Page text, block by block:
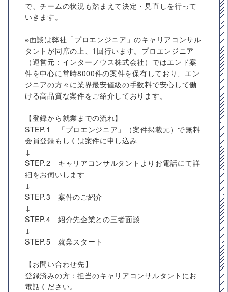
で、チームの状況も踏まえて決定・見直しを行って
いきます。
※面談は弊社「プロエンジニア」のキャリアコンサル
タントが同席の上、1回行います。プロエンジニア
（運営元：インターノウス株式会社）ではエンド案
件を中心に常時8000件の案件を保有しており、エン
ジニアの方々に業界最安値級の手数料で安心して働
ける高品質な案件をご紹介しております。
【登録から就業までの流れ】
STEP.1 「プロエンジニア」（案件掲載元）で無料
会員登録もしくは案件に申し込み
↓
STEP.2 キャリアコンサルタントよりお電話にて詳
細をお伺いします
↓
STEP.3 案件のご紹介
↓
STEP.4 紹介先企業との三者面談
↓
STEP.5 就業スタート
【お問い合わせ先】
登録済みの方：担当のキャリアコンサルタントにお
電話ください。